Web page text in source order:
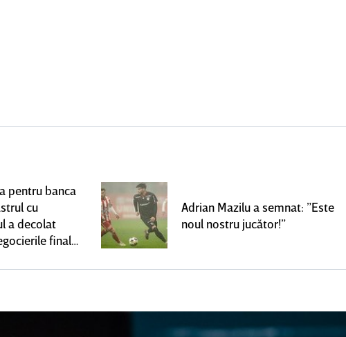
pentru banca
cu
a decolat
finale
Adrian Mazilu a semnat: ”Este
noul nostru jucător!”